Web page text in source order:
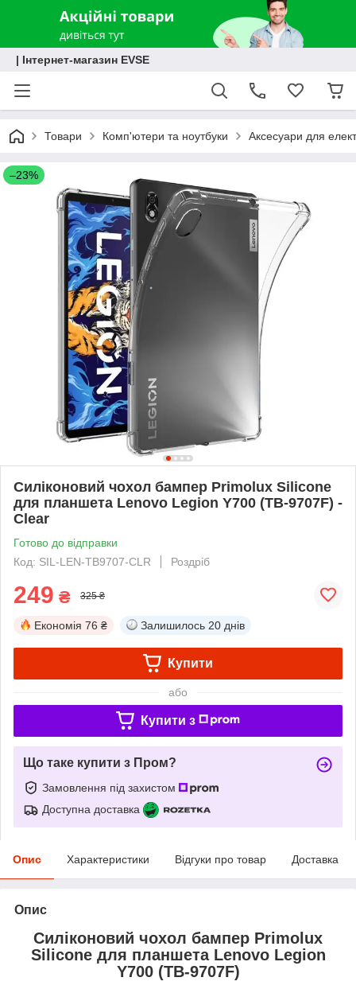
| Інтернет-магазин EVSE
Товари Комп'ютери та ноутбуки Аксесуари для
–23%
Силіконовий чохол бампер Primolux Silicone
для планшета Lenovo Legion Y700 (TB-9707F) -
Clear
Готово до відправки
Код: SIL-LEN-TB9707-CLR
Роздріб
249 ₴ 325 ₴
Економія 76 ₴ Залишилось 20 днів
Купити
або
Купити з
Що таке купити з Пром?
Замовлення під захистом
Доступна доставка
Опис Характеристики Відгуки про товар Доставка
Опис
Силіконовий чохол бампер Primolux
Silicone для планшета Lenovo Legion
Y700 (TB-9707F)